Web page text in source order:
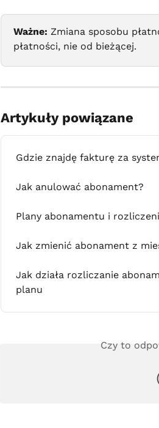
Ważne: Zmiana sposobu
płatności, nie od bieżącej.
Artykuły powiązane
Gdzie znajdę fakturę za
Jak anulować abonament?
Plany abonamentu i
Jak zmienić abonament z
Jak działa rozliczanie
planu
Czy to